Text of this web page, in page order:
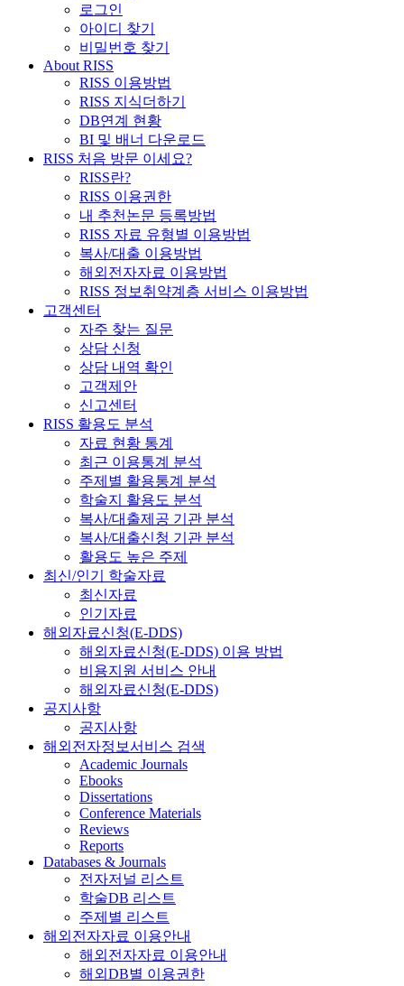
로그인
아이디 찾기
비밀번호 찾기
About RISS
RISS 이용방법
RISS 지식더하기
DB연계 현황
BI 및 배너 다운로드
RISS 처음 방문 이세요?
RISS란?
RISS 이용권한
내 추천논문 등록방법
RISS 자료 유형별 이용방법
복사/대출 이용방법
해외전자자료 이용방법
RISS 정보취약계층 서비스 이용방법
고객센터
자주 찾는 질문
상담 신청
상담 내역 확인
고객제안
신고센터
RISS 활용도 분석
자료 현황 통계
최근 이용통계 분석
주제별 활용통계 분석
학술지 활용도 분석
복사/대출제공 기관 분석
복사/대출신청 기관 분석
활용도 높은 주제
최신/인기 학술자료
최신자료
인기자료
해외자료신청(E-DDS)
해외자료신청(E-DDS) 이용 방법
비용지원 서비스 안내
해외자료신청(E-DDS)
공지사항
공지사항
해외전자정보서비스 검색
Academic Journals
Ebooks
Dissertations
Conference Materials
Reviews
Reports
Databases & Journals
전자저널 리스트
학술DB 리스트
주제별 리스트
해외전자자료 이용안내
해외전자자료 이용안내
해외DB별 이용권한